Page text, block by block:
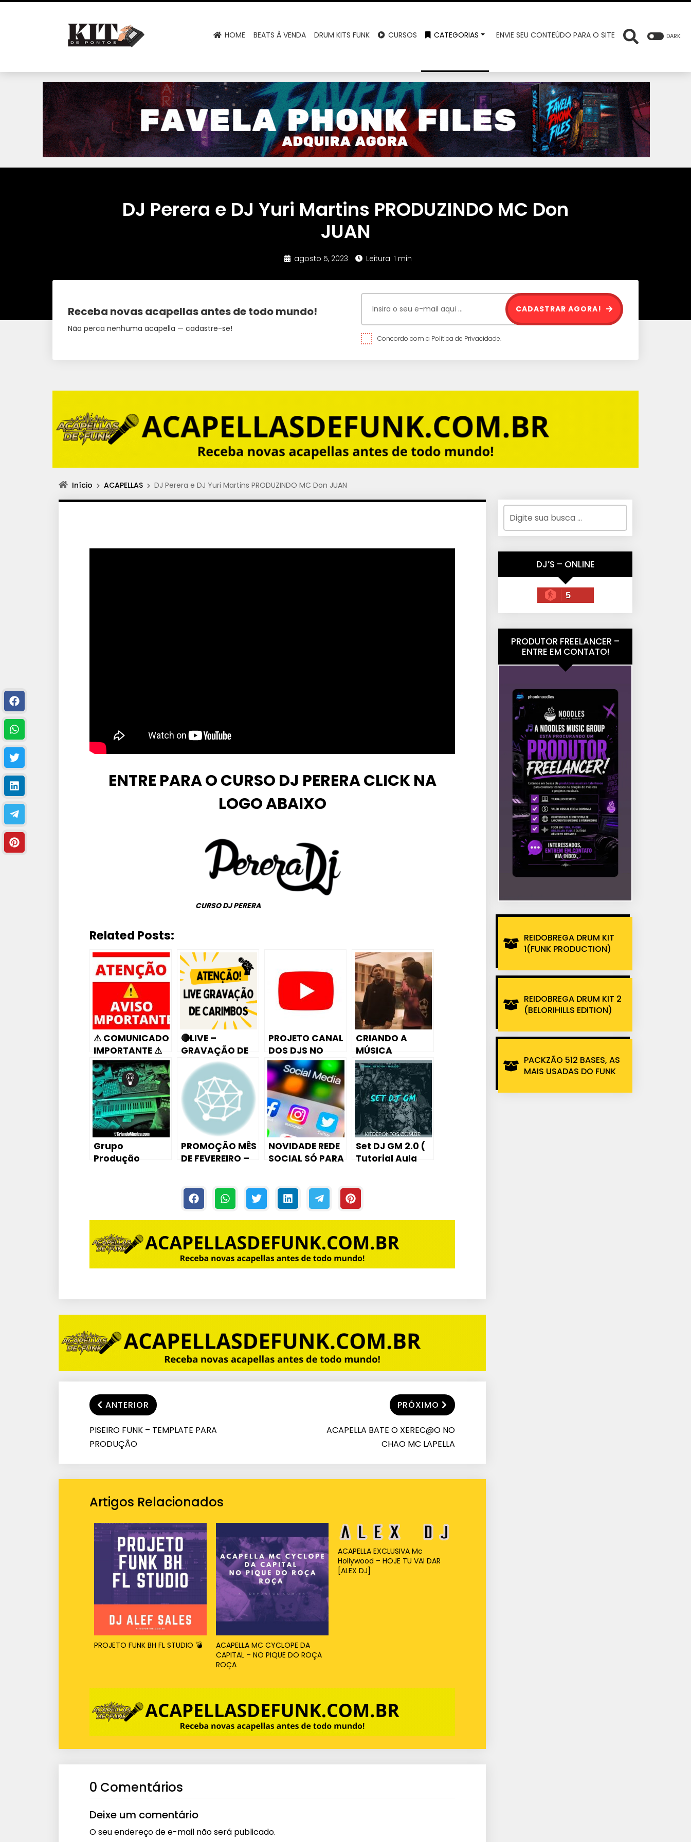
HOME BEATS À VENDA DRUM KITS FUNK CURSOS CATEGORIAS ENVIE SEU CONTEÚDO PARA O SITE DARK
DJ Perera e DJ Yuri Martins PRODUZINDO MC Don
JUAN
agosto 5, 2023 Leitura: 1 min
Receba novas acapellas antes de todo mundo!
Não perca nenhuma acapella — cadastre-se!
Concordo com a Política de Privacidade.
CADASTRAR AGORA!
Início ACAPELLAS DJ Perera e DJ Yuri Martins PRODUZINDO MC Don JUAN
ENTRE PARA O CURSO DJ PERERA CLICK NA
LOGO ABAIXO
CURSO DJ PERERA
Related Posts:
⚠ COMUNICADO
IMPORTANTE ⚠
🔴LIVE –
GRAVAÇÃO DE
CARIMBOS
ENTRE NO GRUPO
PROJETO CANAL
DOS DJS NO
YOUTUBE
PRECISO DE 50
DJS PONTA
FIRME
CRIANDO A
MÚSICA
DANÇARINA!! –
CHAMA MEU
NOME DOC (EP 1)
Grupo
Produção
PROMOÇÃO MÊS
DE FEVEREIRO –
SAMPLE PACK
BREGAFUNK 💣
NOVIDADE REDE
SOCIAL SÓ PARA
Set DJ GM 2.0 (
Tutorial Aula
ANTERIOR
PISEIRO FUNK – TEMPLATE PARA
PRODUÇÃO
PRÓXIMO
ACAPELLA BATE O XEREC@O NO
CHAO MC LAPELLA
Artigos Relacionados
PROJETO FUNK BH FL STUDIO 💣
ACAPELLA MC CYCLOPE DA
CAPITAL – NO PIQUE DO ROÇA
ROÇA
ACAPELLA EXCLUSIVA Mc
Hollywood – HOJE TU VAI DAR
[ALEX DJ]
0 Comentários
Deixe um comentário
O seu endereço de e-mail não será publicado.
DJ’S – ONLINE
5
PRODUTOR FREELANCER –
ENTRE EM CONTATO!
REIDOBREGA DRUM KIT
1(FUNK PRODUCTION)
REIDOBREGA DRUM KIT 2
(BELORIHILLS EDITION)
PACKZÃO 512 BASES, AS
MAIS USADAS DO FUNK